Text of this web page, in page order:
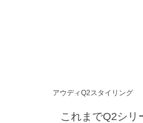
アウディQ2スタイリング
これまでQ2シリ